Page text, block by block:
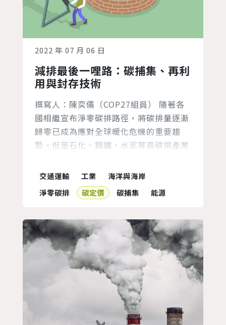
2022 年 07 月 06 日
減排最後一哩路：碳捕集、再利
用與封存技術
撰寫人：陳奕儒（COP27組員） 隨著各
國相繼宣布淨零碳排路徑，將碳排量逐漸
歸零已成為應對全球暖化危機的重要趨
勢。但是石化、鋼鐵、水泥等高碳排產業
全擺脫二氧化碳的排放，使淨零的目標難
以達成，而國際上也迫切需要一個可將各
國的歷史碳排從大氣中「取回來」的技
因此， 碳捕集、再利用與封存技術
（Carbon Capture, Utili...
交通運輸 工業
海洋與海岸
淨零碳排
碳定價 碳捕集 能源